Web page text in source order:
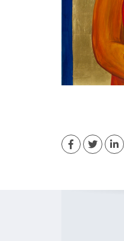
FacebookTwitter